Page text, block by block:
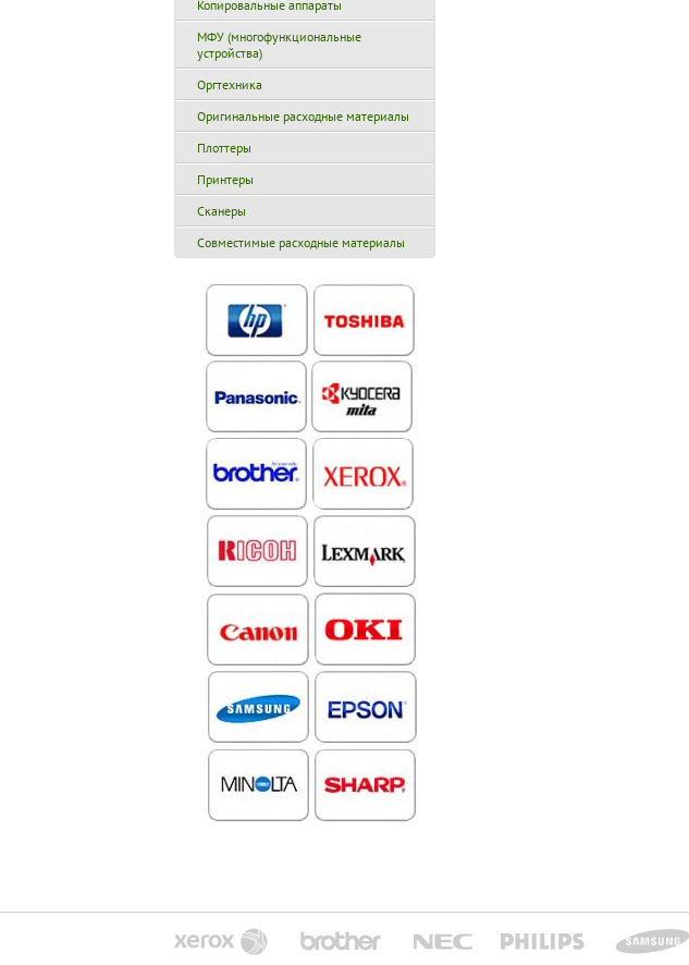
Копировальные аппараты
МФУ (многофункциональные
устройства)
Оргтехника
Оригинальные расходные материалы
Плоттеры
Принтеры
Сканеры
Совместимые расходные материалы